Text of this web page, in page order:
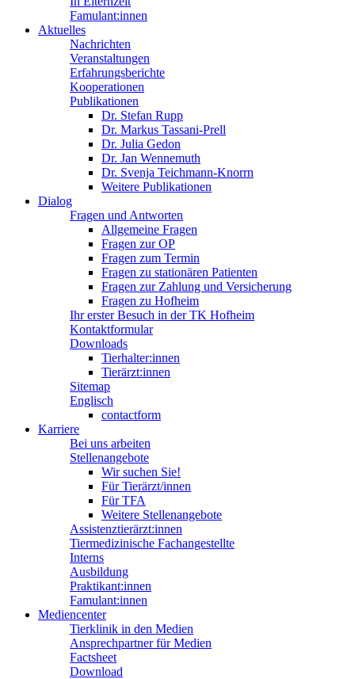
Famulant:innen
Aktuelles
Nachrichten
Veranstaltungen
Erfahrungsberichte
Kooperationen
Publikationen
Dr. Stefan Rupp
Dr. Markus Tassani-Prell
Dr. Julia Gedon
Dr. Jan Wennemuth
Dr. Svenja Teichmann-Knorrn
Weitere Publikationen
Dialog
Fragen und Antworten
Allgemeine Fragen
Fragen zur OP
Fragen zum Termin
Fragen zu stationären Patienten
Fragen zur Zahlung und Versicherung
Fragen zu Hofheim
Ihr erster Besuch in der TK Hofheim
Kontaktformular
Downloads
Tierhalter:innen
Tierärzt:innen
Sitemap
Englisch
contactform
Karriere
Bei uns arbeiten
Stellenangebote
Wir suchen Sie!
Für Tierärzt/innen
Für TFA
Weitere Stellenangebote
Assistenztierärzt:innen
Tiermedizinische Fachangestellte
Interns
Ausbildung
Praktikant:innen
Famulant:innen
Mediencenter
Tierklinik in den Medien
Ansprechpartner für Medien
Factsheet
Download